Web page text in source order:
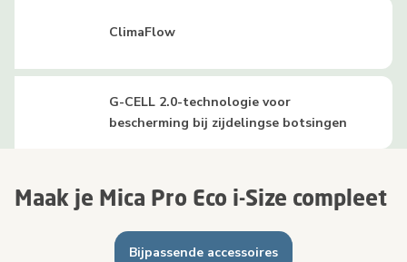
ClimaFlow
G-CELL 2.0-technologie voor
bescherming bij zijdelingse botsingen
Maak je Mica Pro Eco i-Size compleet
Bijpassende accessoires